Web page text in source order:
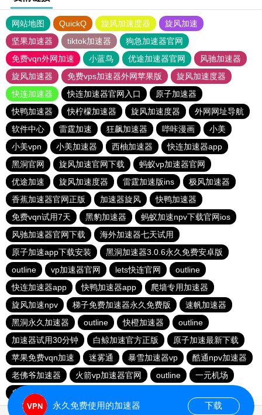
网站地图 QuickQ 旋风加速度器
旋风加速
坚果加速器
tiktok加速器
狗急加速器官网
免费vqn外网加速
小蓝鸟 优途加速器官网
风驰加速器
旋风加速器
免费vps加速器外网苹果版
旋风加速度器
快连加速器
快连加速器官网入口
原子加速器
快鸭加速器
快柠檬加速器 旋风加速度器
外网网址导航
软件中心
雷霆加速 狂飙加速器 哔咔漫画
小美
小美vpn
小美加速器 西柚加速器
快连加速器app
黑洞官网
旋风加速官网下载
蚂蚁vp加速器官网
优途加速
旋风加速度器 雷霆加速版ins
极风加速器
香蕉加速器官网正版
加速器旋风
快鸭加速器
免费vqn试用7天
黑豹加速器
蚂蚁加速npv下载官网ios
风驰加速器官网下载
海外加速器七天试用
原子加速app下载安装
黑洞加速器3.0.6永久免费安卓版
outline
vp加速器官网 lets快连官网
outline
快连加速器app
快鸭加速器app
爬墙专用加速器
旋风加速npv
梯子免费加速器永久免费版
速帆加速器
黑洞永久加速器
outline 快橙加速器
outline
加速器试用30分钟
白鲸加速官方正版
原子加速最新下载
苹果免费vqn加速
迷雾通 暴雪加速器vp
酷通npv加速器
老佛爷加速器
火箭vp加速器官网 outline
一元机场
自由鲸官网
永久免费使用的加速器 下载